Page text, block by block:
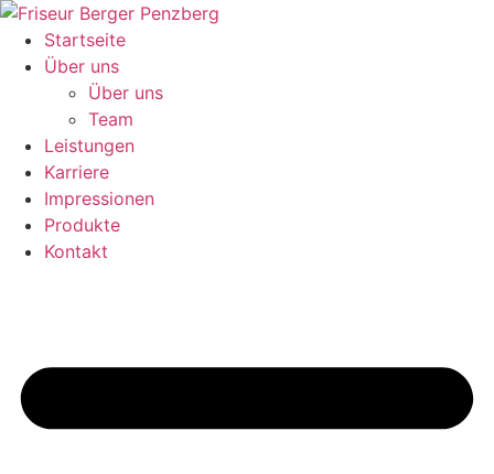
Zum
Inhalt
wechseln
Startseite
Über uns
Über uns
Team
Leistungen
Karriere
Impressionen
Produkte
Kontakt